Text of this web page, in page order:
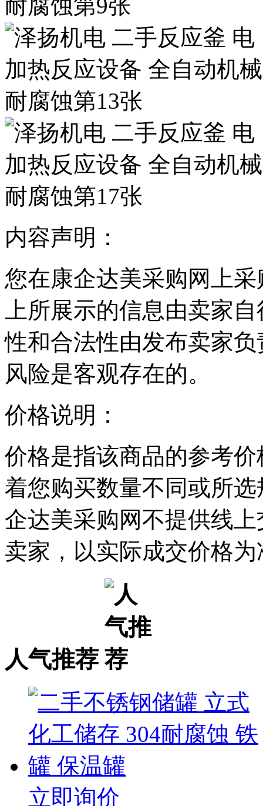
内容声明：
您在康企达美采购网上
上所展示的信息由卖家
性和合法性由发布卖家
风险是客观存在的。
价格说明：
价格是指该商品的参考
着您购买数量不同或所
企达美采购网不提供线
卖家，以实际成交价格为
人气推荐
立即询价